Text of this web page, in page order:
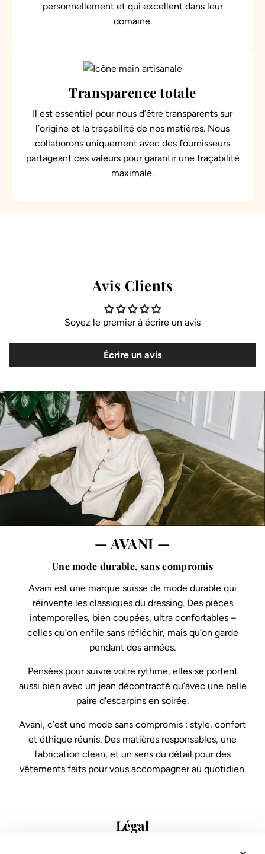
personnellement et qui excellent dans leur
domaine.
Transparence totale
Il est essentiel pour nous d’être transparents sur
l’origine et la traçabilité de nos matières. Nous
collaborons uniquement avec des fournisseurs
partageant ces valeurs pour garantir une traçabilité
maximale.
Avis Clients
Soyez le premier à écrire un avis
Écrire un avis
— AVANI —
Une mode durable, sans compromis
Avani est une marque suisse de mode durable qui
réinvente les classiques du dressing. Des pièces
intemporelles, bien coupées, ultra confortables –
celles qu’on enfile sans réfléchir, mais qu’on garde
pendant des années.
Pensées pour suivre votre rythme, elles se portent
aussi bien avec un jean décontracté qu’avec une belle
paire d'escarpins en soirée.
Avani, c’est une mode sans compromis : style, confort
et éthique réunis. Des matières responsables, une
fabrication clean, et un sens du détail pour des
vêtements faits pour vous accompagner au quotidien.
Légal